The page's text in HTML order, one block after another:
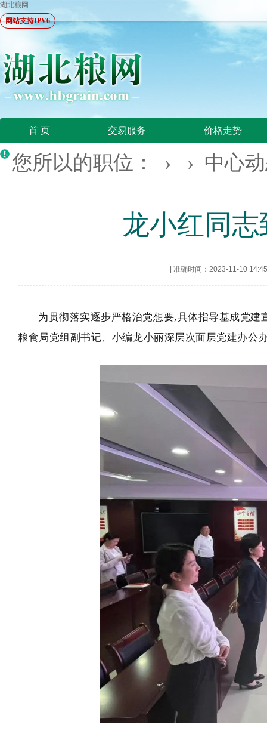
湖北粮网
网站支持IPV6
首 页 交易服务 价格走势
您所以的职位： › › 中心
龙小红同
准确时间：2023-11-10 14:45
为贯彻落实逐步严格治党想要,具体指导基成党
粮食局党组副书记、小编龙小丽深层次面层党建办